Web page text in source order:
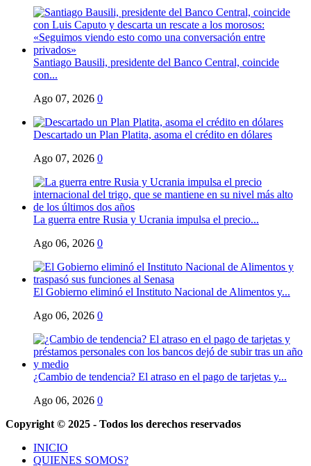
Santiago Bausili, presidente del Banco Central, coincide
con...
Ago 07, 2026 0
Descartado un Plan Platita, asoma el crédito en dólares
Ago 07, 2026 0
La guerra entre Rusia y Ucrania impulsa el precio...
Ago 06, 2026 0
El Gobierno eliminó el Instituto Nacional de Alimentos y...
Ago 06, 2026 0
¿Cambio de tendencia? El atraso en el pago de tarjetas y...
Ago 06, 2026 0
Copyright © 2025 - Todos los derechos reservados
INICIO
QUIENES SOMOS?